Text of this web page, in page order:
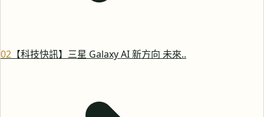
02 【科技快訊】三星 Galaxy AI 新方向 未來..